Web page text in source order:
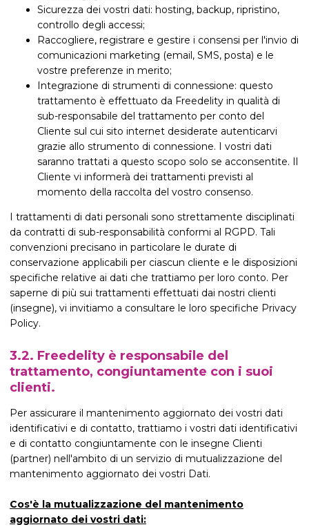
Sicurezza dei vostri dati: hosting, backup, ripristino,
controllo degli accessi;
Raccogliere, registrare e gestire i consensi per l'invio di
comunicazioni marketing (email, SMS, posta) e le
vostre preferenze in merito;
Integrazione di strumenti di connessione: questo
trattamento è effettuato da Freedelity in qualità di
sub-responsabile del trattamento per conto del
Cliente sul cui sito internet desiderate autenticarvi
grazie allo strumento di connessione. I vostri dati
saranno trattati a questo scopo solo se acconsentite. Il
Cliente vi informerà dei trattamenti previsti al
momento della raccolta del vostro consenso.
I trattamenti di dati personali sono strettamente disciplinati
da contratti di sub-responsabilità conformi al RGPD. Tali
convenzioni precisano in particolare le durate di
conservazione applicabili per ciascun cliente e le disposizioni
specifiche relative ai dati che trattiamo per loro conto. Per
saperne di più sui trattamenti effettuati dai nostri clienti
(insegne), vi invitiamo a consultare le loro specifiche Privacy
Policy.
3.2. Freedelity è responsabile del
trattamento, congiuntamente con i suoi
clienti.
Per assicurare il mantenimento aggiornato dei vostri dati
identificativi e di contatto, trattiamo i vostri dati identificativi
e di contatto congiuntamente con le insegne Clienti
(partner) nell'ambito di un servizio di mutualizzazione del
mantenimento aggiornato dei vostri Dati.
Cos'è la mutualizzazione del mantenimento
aggiornato dei vostri dati: